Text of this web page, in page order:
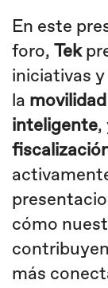
En este
foro, Tek
iniciativas
la
inteligente,
cómo
más